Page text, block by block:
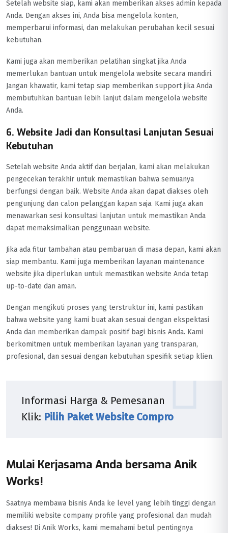
Setelah website siap, kami akan memberikan akses admin kepada
Anda. Dengan akses ini, Anda bisa mengelola konten,
memperbarui informasi, dan melakukan perubahan kecil sesuai
kebutuhan.
Kami juga akan memberikan pelatihan singkat jika Anda
memerlukan bantuan untuk mengelola website secara mandiri.
Jangan khawatir, kami tetap siap memberikan support jika Anda
membutuhkan bantuan lebih lanjut dalam mengelola website
Anda.
6. Website Jadi dan Konsultasi Lanjutan Sesuai
Kebutuhan
Setelah website Anda aktif dan berjalan, kami akan melakukan
pengecekan terakhir untuk memastikan bahwa semuanya
berfungsi dengan baik. Website Anda akan dapat diakses oleh
pengunjung dan calon pelanggan kapan saja. Kami juga akan
menawarkan sesi konsultasi lanjutan untuk memastikan Anda
dapat memaksimalkan penggunaan website.
Jika ada fitur tambahan atau pembaruan di masa depan, kami akan
siap membantu. Kami juga memberikan layanan maintenance
website jika diperlukan untuk memastikan website Anda tetap
up-to-date dan aman.
Dengan mengikuti proses yang terstruktur ini, kami pastikan
bahwa website yang kami buat akan sesuai dengan ekspektasi
Anda dan memberikan dampak positif bagi bisnis Anda. Kami
berkomitmen untuk memberikan layanan yang transparan,
profesional, dan sesuai dengan kebutuhan spesifik setiap klien.
Informasi Harga & Pemesanan
Klik: Pilih Paket Website Compro
Mulai Kerjasama Anda bersama Anik
Works!
Saatnya membawa bisnis Anda ke level yang lebih tinggi dengan
memiliki website company profile yang profesional dan mudah
diakses! Di Anik Works, kami memahami betul pentingnya